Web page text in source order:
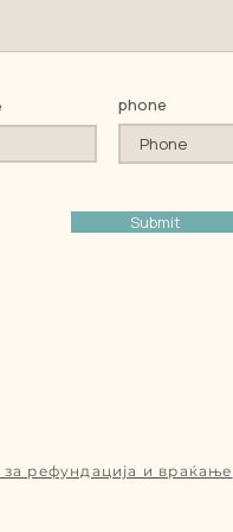
phone
Submit
рефундација и враќање